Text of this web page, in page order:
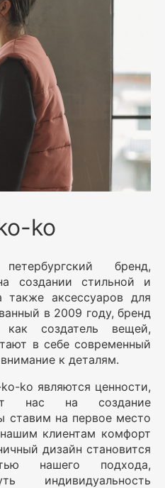
ko
бренд,
создании стильной и
аксессуаров для
в 2009 году, бренд
как создатель вещей,
в себе современный
к деталям.
ko являются ценности,
нас на создание
ставим на первое место
клиентам комфорт
дизайн становится
нашего подхода,
индивидуальность